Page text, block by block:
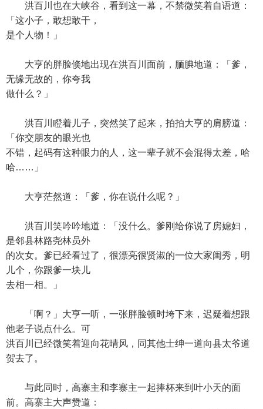
洪百川也在大峡谷，看到这一幕，不禁微笑着自语道：
「这小子，敢想敢干，
是个人物！」
大亨的胖脸倏地出现在洪百川面前，腼腆地道：「爹，
无缘无故的，你夸我
做什么？」
洪百川瞪着儿子，突然笑了起来，拍拍大亨的肩膀道：
「你交朋友的眼光也
不错，起码有这种眼力的人，这一辈子就不会混得太差，哈
哈……」
大亨茫然道：「爹，你在说什么呢？」
洪百川笑吟吟地道：「没什么。爹刚给你说了房媳妇，
是邻县林路尧林员外
的次女。爹已经看过了，很漂亮很贤淑的一位大家闺秀，明
儿个，你跟爹一块儿
去相一相。」
「啊？」大亨一听，一张胖脸顿时垮下来，迟疑着想跟
他老子说点什么。可
洪百川已经微笑着迎向花晴风，同其他士绅一道向县太爷道
贺去了。
与此同时，高寨主和李寨主一起捧杯来到叶小天的面
前。高寨主大声赞道：